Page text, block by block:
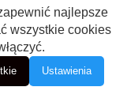
najlepsze
wszystkie cookies
Ustawienia